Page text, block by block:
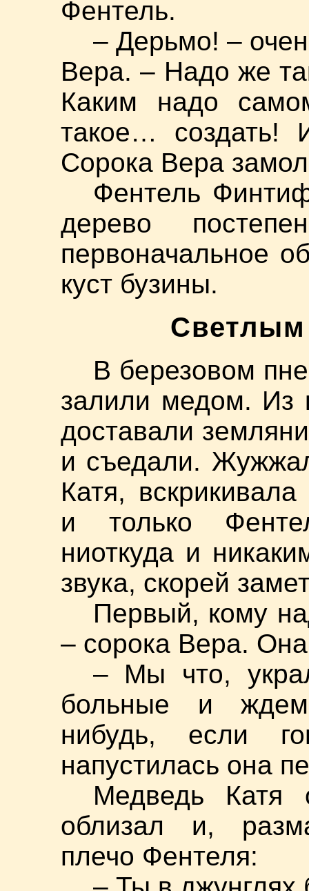
Фентель.
– Дерьмо! –
Вера. – Надо же
Каким надо
такое…
Сорока Вера
Фентель
дерево
первоначальное
куст бузины.
В березовом
залили медом. Из
доставали
и съедали.
Катя,
и только
ниоткуда и
звука, скорей
Первый, кому
– сорока Вера.
– Мы что,
больные и
нибудь, если
напустилась она
Медведь Катя
облизал и,
плечо Фентеля: